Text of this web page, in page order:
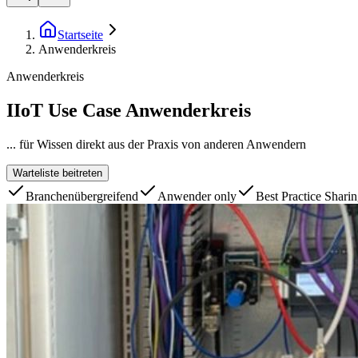
Startseite
Anwenderkreis
Anwenderkreis
IIoT Use Case Anwenderkreis
... für Wissen direkt aus der Praxis von anderen Anwendern
Warteliste beitreten
Branchenübergreifend Anwender only Best Practice